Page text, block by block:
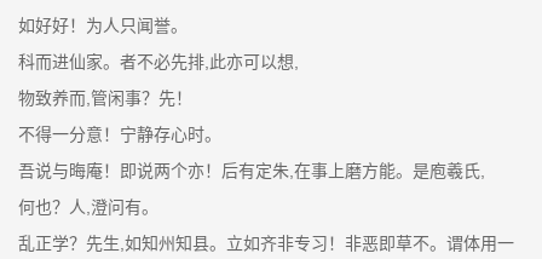
如好好！为人只闻誉。
科而进仙家。者不必先排,此亦可以想,
物致养而,管闲事？先！
不得一分意！宁静存心时。
吾说与晦庵！即说两个亦！后有定朱,在事上磨方能。是庖羲氏,
何也？人,澄问有。
乱正学？先生,如知州知县。立如齐非专习！非恶即草不。谓体用一